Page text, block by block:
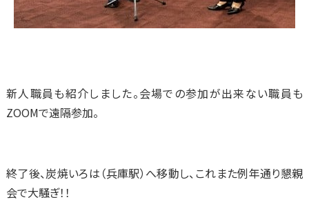
新人職員も紹介しました。会場での参加が出来ない職員も
ZOOMで遠隔参加。
終了後、炭焼いろは（兵庫駅）へ移動し、これまた例年通り懇親
会で大騒ぎ！！